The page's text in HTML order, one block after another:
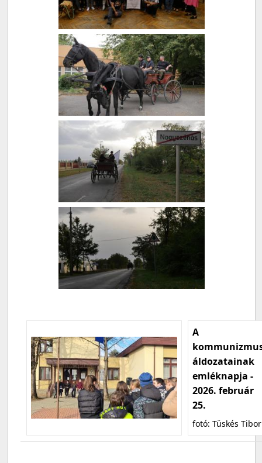
A
áldozatainak
emléknapja -
2026. február
25.
fotó: Tüskés Tibor